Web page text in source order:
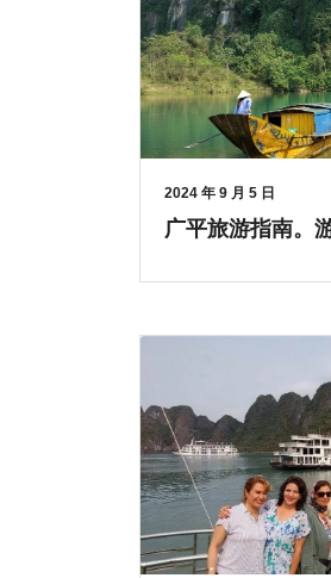
2024 年 9 月 5 日
广平旅游指南。